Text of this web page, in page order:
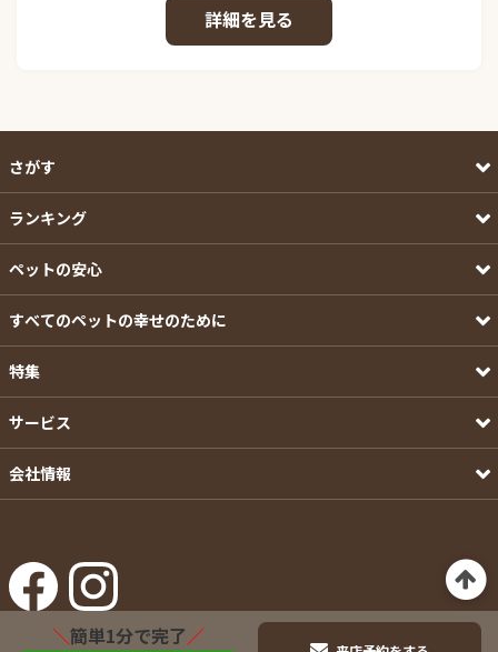
詳細を見る
さがす
ランキング
ペットの安心
すべてのペットの幸せのために
特集
サービス
会社情報
＼簡単1分で完了／